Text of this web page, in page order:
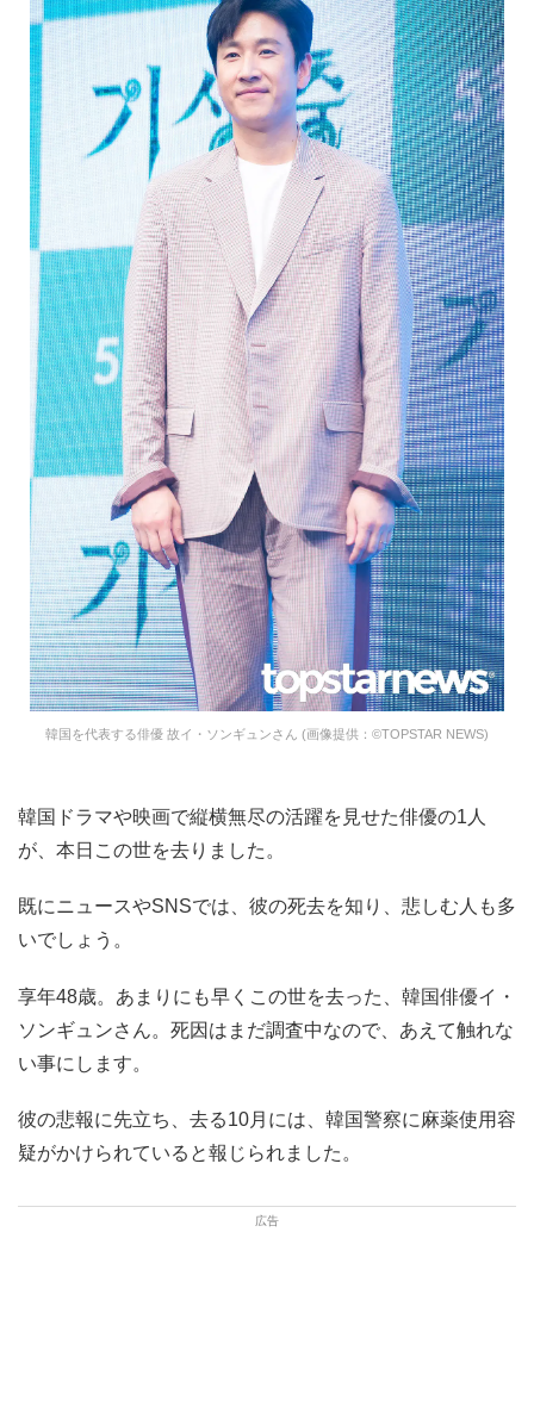
韓国を代表する俳優 故イ・ソンギュンさん (画像提供：©TOPSTAR NEWS)
韓国ドラマや映画で縦横無尽の活躍を見せた俳優の1人
が、本日この世を去りました。
既にニュースやSNSでは、彼の死去を知り、悲しむ人も多
いでしょう。
享年48歳。あまりにも早くこの世を去った、韓国俳優イ・
ソンギュンさん。死因はまだ調査中なので、あえて触れな
い事にします。
彼の悲報に先立ち、去る10月には、韓国警察に麻薬使用容
疑がかけられていると報じられました。